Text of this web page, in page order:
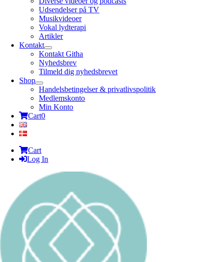
Udsendelser på TV
Musikvideoer
Vokal lydterapi
Artikler
Kontakt
Kontakt Githa
Nyhedsbrev
Tilmeld dig nyhedsbrevet
Shop
Handelsbetingelser & privatlivspolitik
Medlemskonto
Min Konto
Cart0
Cart
Log In